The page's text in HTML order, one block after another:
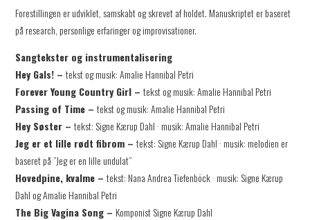
Forestillingen er udviklet, samskabt og skrevet af holdet. Manuskriptet er baseret
på research, personlige erfaringer og improvisationer.
Sangtekster og instrumentalisering
Hey Gals! –tekst og musik: Amalie Hannibal Petri
Forever Young Country Girl –tekst og musik: Amalie Hannibal Petri
Passing of Time –tekst og musik: Amalie Hannibal Petri
Hey Søster –tekst: Signe Kærup Dahl · musik: Amalie Hannibal Petri
Jeg er et lille rødt fibrom –tekst: Signe Kærup Dahl · musik: melodien er
baseret på ”Jeg er en lille undulat”
Hovedpine, kvalme –tekst: Nana Andrea Tiefenböck · musik: Signe Kærup
Dahl og Amalie Hannibal Petri
The Big Vagina Song – Komponist Signe Kærup Dahl